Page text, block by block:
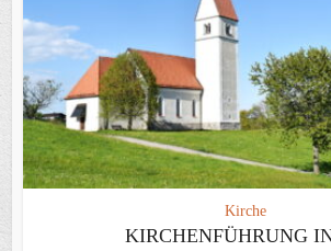
Kirche
KIRCHENFÜHRUNG